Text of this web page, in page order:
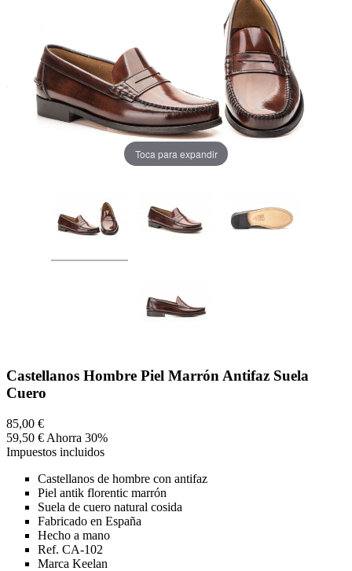
Toca para expandir
Castellanos Hombre Piel Marrón Antifaz Suela
Cuero
85,00 €
59,50 € Ahorra 30%
Impuestos incluidos
Castellanos de hombre con antifaz
Piel antik florentic marrón
Suela de cuero natural cosida
Fabricado en España
Hecho a mano
Ref. CA-102
Marca Keelan